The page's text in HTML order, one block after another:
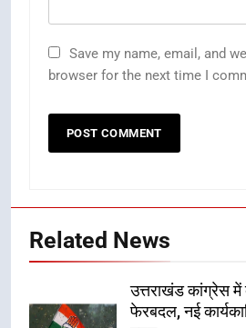
Save my name, email, and
browser for the next time I
Related News
उत्तराखंड कांग्रेस
फेरबदल, नई